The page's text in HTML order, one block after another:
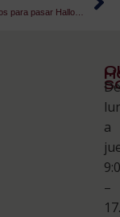
Mejores Destinos para pasar Halloween
Te
De
a
–